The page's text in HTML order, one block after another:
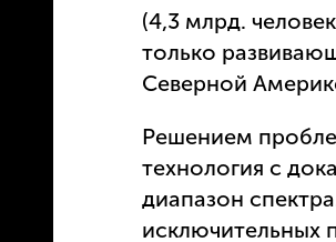
(4,3 млрд.
только
Северной
Решением
технология с
диапазон
исключительных